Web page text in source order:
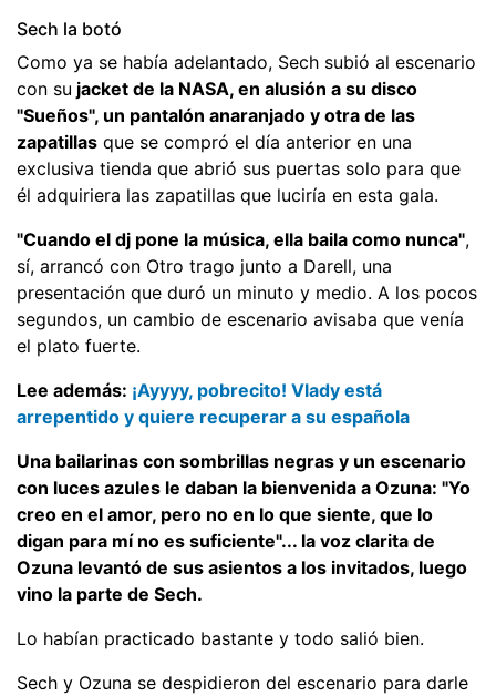
Sech la botó
Como ya se había adelantado, Sech subió al escenario
con su jacket de la NASA, en alusión a su disco
"Sueños", un pantalón anaranjado y otra de las
zapatillas que se compró el día anterior en una
exclusiva tienda que abrió sus puertas solo para que
él adquiriera las zapatillas que luciría en esta gala.
"Cuando el dj pone la música, ella baila como nunca",
sí, arrancó con Otro trago junto a Darell, una
presentación que duró un minuto y medio. A los pocos
segundos, un cambio de escenario avisaba que venía
el plato fuerte.
Lee además: ¡Ayyyy, pobrecito! Vlady está
arrepentido y quiere recuperar a su española
Una bailarinas con sombrillas negras y un escenario
con luces azules le daban la bienvenida a Ozuna: "Yo
creo en el amor, pero no en lo que siente, que lo
digan para mí no es suficiente"... la voz clarita de
Ozuna levantó de sus asientos a los invitados, luego
vino la parte de Sech.
Lo habían practicado bastante y todo salió bien.
Sech y Ozuna se despidieron del escenario para darle